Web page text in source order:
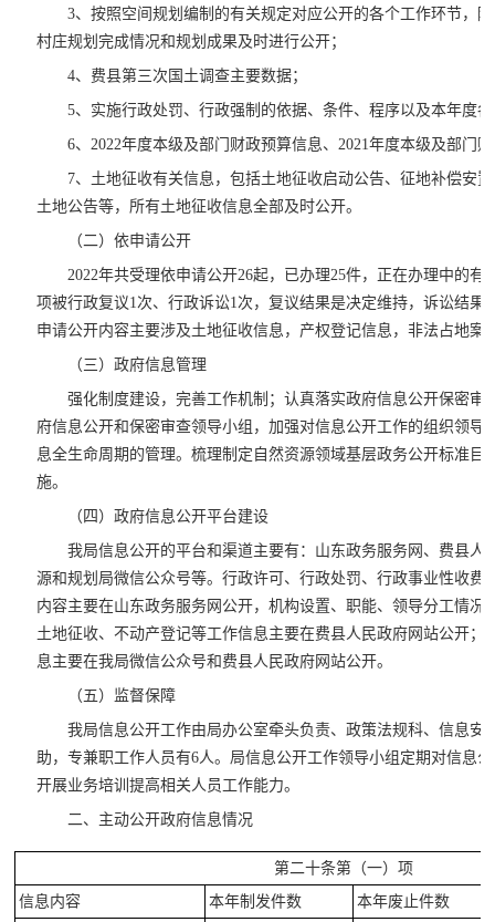
3、按照空间规划编制的有关规定对应公开的各个工作环节，
村庄规划完成情况和规划成果及时进行公开；
4、费县第三次国土调查主要数据；
5、实施行政处罚、行政强制的依据、条件、程序以及本年度
6、2022年度本级及部门财政预算信息、2021年度本级及部门
7、土地征收有关信息，包括土地征收启动公告、征地补偿安
土地公告等，所有土地征收信息全部及时公开。
（二）依申请公开
2022年共受理依申请公开26起，已办理25件，正在办理中的有
项被行政复议1次、行政诉讼1次，复议结果是决定维持，诉讼结果
申请公开内容主要涉及土地征收信息，产权登记信息，非法占地案
（三）政府信息管理
强化制度建设，完善工作机制；认真落实政府信息公开保密审
府信息公开和保密审查领导小组，加强对信息公开工作的组织领导
息全生命周期的管理。梳理制定自然资源领域基层政务公开标准目
施。
（四）政府信息公开平台建设
我局信息公开的平台和渠道主要有：山东政务服务网、费县人
源和规划局微信公众号等。行政许可、行政处罚、行政事业性收费
内容主要在山东政务服务网公开，机构设置、职能、领导分工情况
土地征收、不动产登记等工作信息主要在费县人民政府网站公开；
息主要在我局微信公众号和费县人民政府网站公开。
（五）监督保障
我局信息公开工作由局办公室牵头负责、政策法规科、信息安
助，专兼职工作人员有6人。局信息公开工作领导小组定期对信息
开展业务培训提高相关人员工作能力。
二、主动公开政府信息情况
第二十条第（一）项
信息内容
本年制发件数
本年废止件数